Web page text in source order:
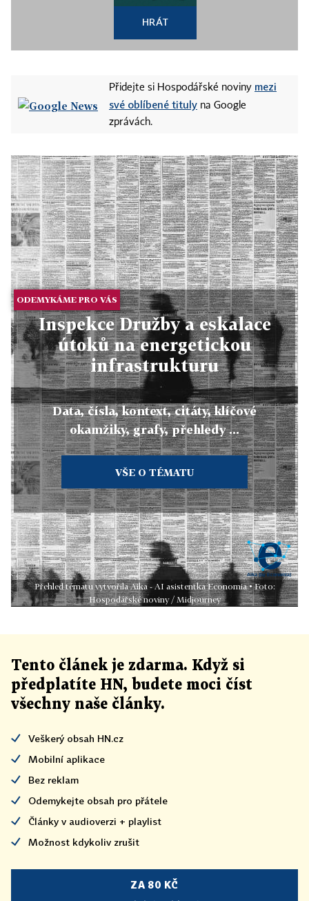
HRÁT
Přidejte si Hospodářské noviny mezi
své oblíbené tituly na Google
zprávách.
ODEMYKÁME PRO VÁS
Inspekce Družby a eskalace
útoků na energetickou
infrastrukturu
Data, čísla, kontext, citáty, klíčové
okamžiky, grafy, přehledy ...
VŠE O TÉMATU
Přehled tématu vytvořila Aika - AI asistentka Economia • Foto:
Hospodářské noviny / Midjourney
Tento článek je zdarma. Když si
předplatíte HN, budete moci číst
všechny naše články.
Veškerý obsah HN.cz
Mobilní aplikace
Bez reklam
Odemykejte obsah pro přátele
Články v audioverzi + playlist
Možnost kdykoliv zrušit
ZA 80 KČ